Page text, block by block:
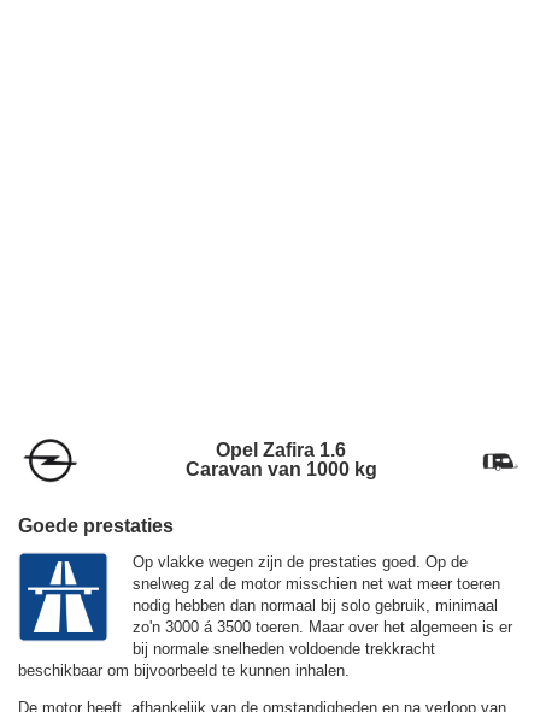
Opel Zafira 1.6
Caravan van 1000 kg
Goede prestaties
Op vlakke wegen zijn de prestaties goed. Op de
snelweg zal de motor misschien net wat meer toeren
nodig hebben dan normaal bij solo gebruik, minimaal
zo'n 3000 á 3500 toeren. Maar over het algemeen is er
bij normale snelheden voldoende trekkracht
beschikbaar om bijvoorbeeld te kunnen inhalen.
De motor heeft, afhankelijk van de omstandigheden en na verloop van